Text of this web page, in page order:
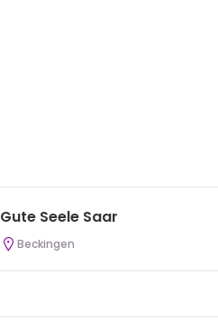
Gute Seele Saar
Beckingen